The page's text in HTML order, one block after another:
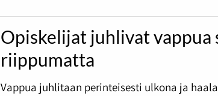
Opiskelijat juhlivat vappua
riippumatta
Vappua juhlitaan perinteisesti ulkona ja